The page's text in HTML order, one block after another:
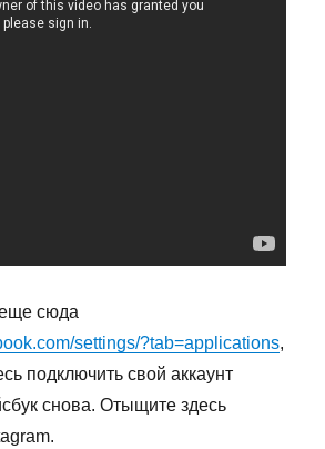
сюда
settings/?tab=applications,
подключить свой аккаунт
снова. Отыщите здесь